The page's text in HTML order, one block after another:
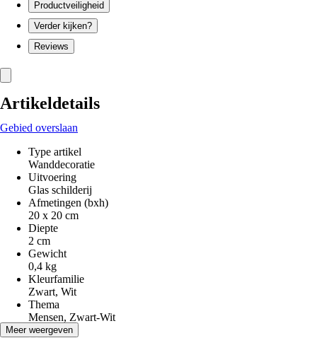
Productveiligheid
Verder kijken?
Reviews
Artikeldetails
Gebied overslaan
Type artikel
Wanddecoratie
Uitvoering
Glas schilderij
Afmetingen (bxh)
20 x 20 cm
Diepte
2 cm
Gewicht
0,4 kg
Kleurfamilie
Zwart, Wit
Thema
Mensen, Zwart-Wit
Stijl
Meer weergeven